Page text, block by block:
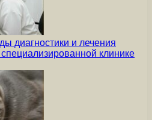
диагностики и лечения
клинике